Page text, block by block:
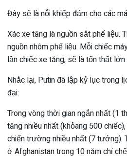
Đây sẽ là nỗi khiếp đảm cho các
Xác xe tăng là nguồn sắt phế liệu.
nguồn nhôm phế liệu. Mỗi chiếc
lần chiếc xe tăng, sẽ là tổn thất lớn
Nhắc lại, Putin đã lập kỷ lục trong
đại:
Trong vòng thời gian ngắn nhất (1
tăng nhiều nhất (khỏang 500
chiến trường nhiều nhất (7 tướng).
ở Afghanistan trong 10 năm chỉ